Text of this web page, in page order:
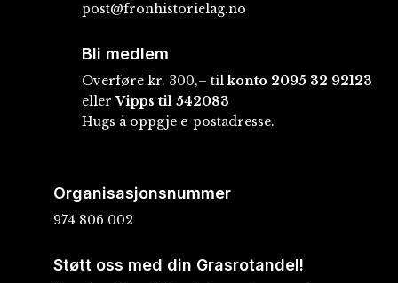
post@fronhistorielag.no
Bli medlem
Overføre kr. 300,– tilkonto 2095 32 92123
ellerVipps til 542083
Hugs å oppgje e-postadresse.
Organisasjonsnummer
974 806 002
Støtt oss med din Grasrotandel!